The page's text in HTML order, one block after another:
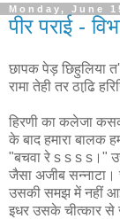
Monday, June
पीर पराई -
छापक पेड़ छिहुलिया
रामा तेही तर ठाढि़
हिरणी का कलेजा
के बाद हमारा बालक
"बचवा रे s s s s।"
जैसा अजीब सन्नाटा।
उसकी समझ में नहीं
इधर उसके चीत्कार से